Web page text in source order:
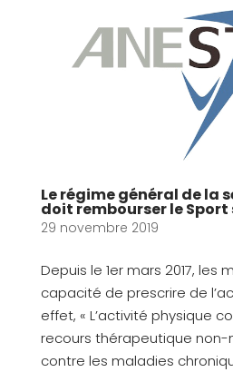
Le régime général de la
doit rembourser le
29 novembre 2019
Depuis le 1er mars 2017, les
capacité de prescrire de
effet, « L’activité physique
recours thérapeutique
contre les maladies